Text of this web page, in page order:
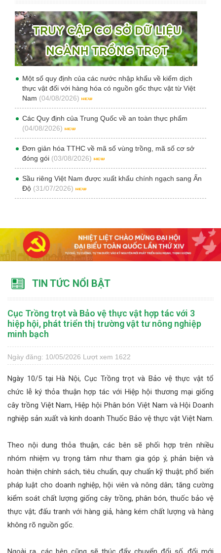
Một số quy định của các nước nhập khẩu về kiểm dịch
thực vật đối với hàng hóa có nguồn gốc thực vật từ Việt
Nam (04/08/2026)
Các Quy định của Trung Quốc về an toàn thực phẩm
(04/08/2026)
Đơn giản hóa TTHC về mã số vùng trồng, mã số cơ sở
đóng gói (03/08/2026)
Sầu riêng Việt Nam được xuất khẩu chính ngạch sang Ấn
Độ (31/07/2026)
TIN TỨC NỔI BẬT
Cục Trồng trọt và Bảo vệ thực vật hợp tác với 3
hiệp hội, phát triển thị trường vật tư nông nghiệp
minh bạch
Ngày đăng: 10/05/2026 Lượt xem 1622
Ngày 10/5 tại Hà Nội, Cục Trồng trọt và Bảo vệ thực vật tổ
chức lễ ký thỏa thuận hợp tác với Hiệp hội thương mại giống
cây trồng Việt Nam, Hiệp hội Phân bón Việt Nam và Hội Doanh
nghiệp sản xuất và kinh doanh Thuốc Bảo vệ thực vật Việt Nam.
Theo nội dung thỏa thuận, các bên sẽ phối hợp trên nhiều
nhóm nhiệm vụ trọng tâm như tham gia góp ý, phản biện và
hoàn thiện chính sách, tiêu chuẩn, quy chuẩn kỹ thuật; phổ biến
pháp luật cho doanh nghiệp, hội viên và nông dân; tăng cường
kiểm soát chất lượng giống cây trồng, phân bón, thuốc bảo vệ
thực vật; đấu tranh với hàng giả, hàng kém chất lượng và hàng
không rõ nguồn gốc.